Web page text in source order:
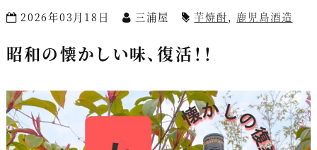
2026年03月18日 三浦屋 芋焼酎, 鹿児島酒造
昭和の懐かしい味、復活！！